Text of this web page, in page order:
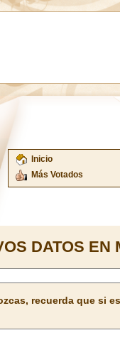
Inicio
Más Votados
DATOS EN
recuerda que si